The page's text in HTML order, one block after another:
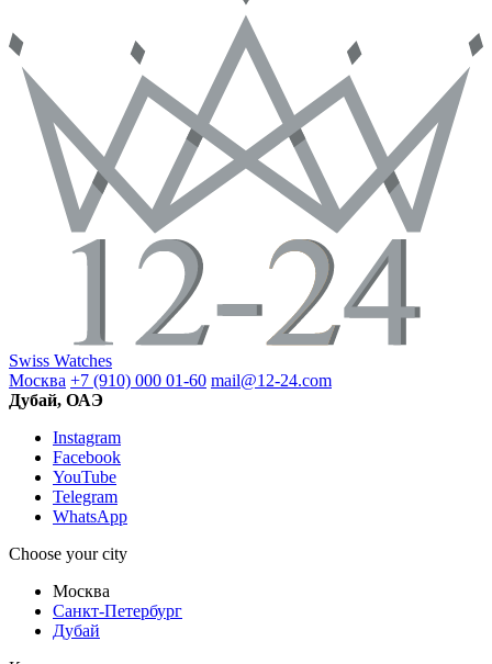
Swiss Watches
Москва +7 (910) 000 01-60 mail@12-24.com
Дубай, ОАЭ
Instagram
Facebook
YouTube
Telegram
WhatsApp
Choose your city
Москва
Санкт-Петербург
Дубай